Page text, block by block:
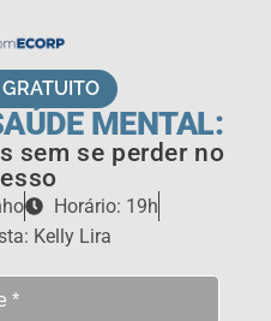
MENTAL:
sem se perder no
Horário: 19h
Kelly Lira